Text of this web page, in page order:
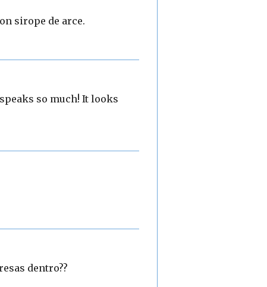
sirope de arce.
so much! It looks
dentro??